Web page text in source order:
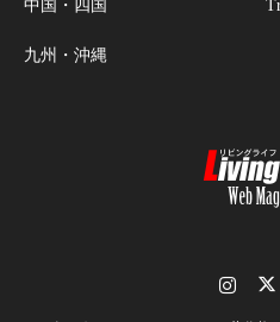
中国・四国
九州・沖縄